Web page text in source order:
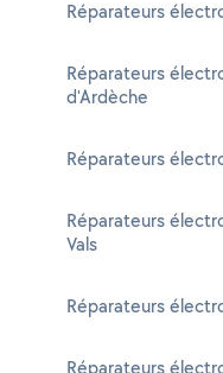
Réparateurs
Réparateurs
d'Ardèche
Réparateurs
Réparateurs
Vals
Réparateurs
Réparateurs